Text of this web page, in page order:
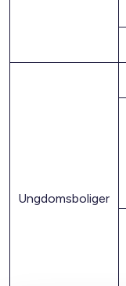
Ungdomsboliger